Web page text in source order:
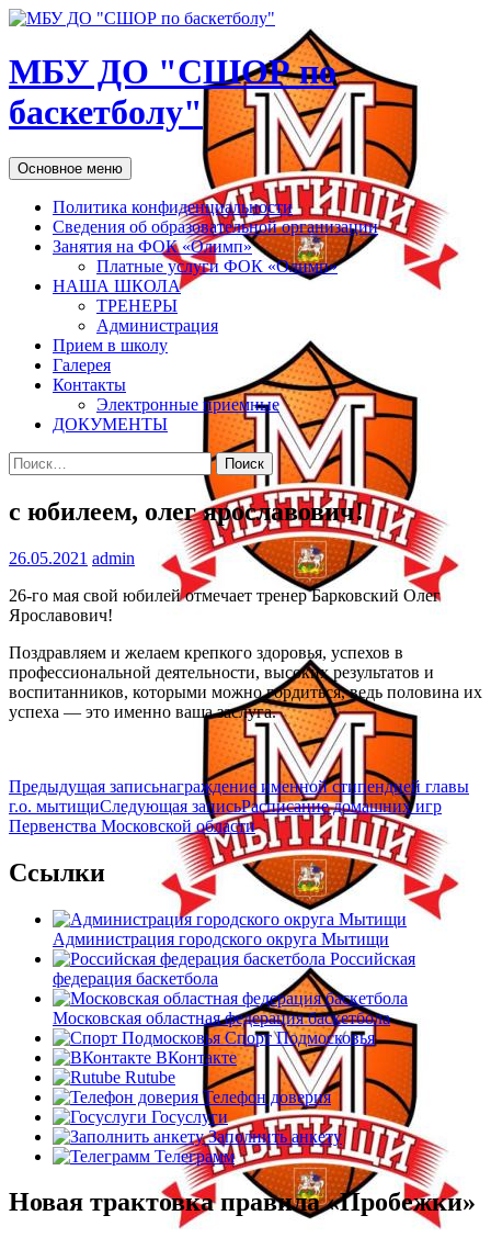
МБУ ДО "СШОР по
баскетболу"
Поиск
Основное меню Перейти
к
содержимому
Политика конфиденциальности
Сведения об образовательной организации
Занятия на ФОК «Олимп»
Платные услуги ФОК «Олимп»
НАША ШКОЛА
ТРЕНЕРЫ
Администрация
Прием в школу
Галерея
Контакты
Электронные приемные
ДОКУМЕНТЫ
Найти:
с юбилеем, олег ярославович!
26.05.2021 admin
26-го мая свой юбилей отмечает тренер Барковский Олег
Ярославович!
Поздравляем и желаем крепкого здоровья, успехов в
профессиональной деятельности, высоких результатов и
воспитанников, которыми можно гордиться, ведь половина их
успеха — это именно ваша заслуга.
Навигация
по
Предыдущая записьнаграждение именной стипендией главы
г.о. мытищиСледующая записьРасписание домашних игр
Первенства Московской области
Ссылки
Администрация городского округа Мытищи
Российская
федерация баскетбола
Московская областная федерация баскетбола
Спорт Подмосковья
ВКонтакте
Rutube
Телефон доверия
Госуслуги
Заполнить анкету
Телеграмм
Новая трактовка правила «Пробежки»